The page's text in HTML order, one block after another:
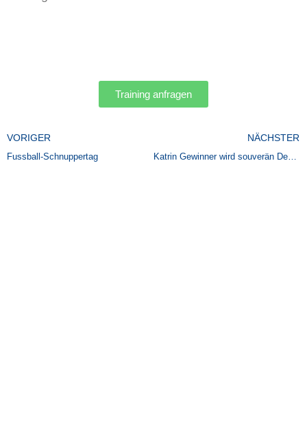
Training anfragen
Zurück
VORIGER
Fussball-Schnuppertag
NÄCHSTER
Katrin Gewinner wird souverän Deutsche Meisterin